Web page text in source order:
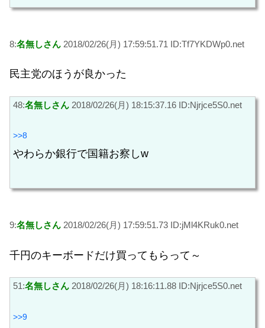
8:名無しさん 2018/02/26(月) 17:59:51.71 ID:Tf7YKDWp0.net
民主党のほうが良かった
48:名無しさん 2018/02/26(月) 18:15:37.16 ID:Njrjce5S0.net
>>8
やわらか銀行で国籍お察しw
9:名無しさん 2018/02/26(月) 17:59:51.73 ID:jMl4KRuk0.net
千円のキーボードだけ買ってもらって～
51:名無しさん 2018/02/26(月) 18:16:11.88 ID:Njrjce5S0.net
>>9